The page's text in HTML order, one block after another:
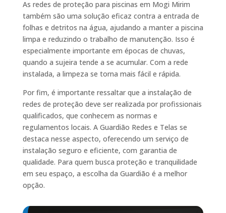
As redes de proteção para piscinas em Mogi Mirim
também são uma solução eficaz contra a entrada de
folhas e detritos na água, ajudando a manter a piscina
limpa e reduzindo o trabalho de manutenção. Isso é
especialmente importante em épocas de chuvas,
quando a sujeira tende a se acumular. Com a rede
instalada, a limpeza se torna mais fácil e rápida.
Por fim, é importante ressaltar que a instalação de
redes de proteção deve ser realizada por profissionais
qualificados, que conhecem as normas e
regulamentos locais. A Guardião Redes e Telas se
destaca nesse aspecto, oferecendo um serviço de
instalação seguro e eficiente, com garantia de
qualidade. Para quem busca proteção e tranquilidade
em seu espaço, a escolha da Guardião é a melhor
opção.